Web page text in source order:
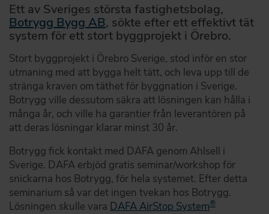
Ett av Sveriges största fastighetsbolag,
Botrygg Bygg AB, sökte efter ett effektivt tät
system för ett stort byggprojekt i Örebro.
Stort byggprojekt i Örebro Sverige, stod inför en stor
utmaning med att bygga helt tätt, och leva upp till de
stränga kraven om täthet för byggnation i Sverige.
Botrygg ville dessutom säkra att lösningen kan hålla i
många år, och ville ha garantier från leverantören på
att deras lösningar klarar minst 30 år.
Botrygg fick kontakt med DAFA genom Ahlsell i
Sverige. DAFA erbjöd gratis seminar/workshop för
snickarna hos Botrygg, för hela systemet. Efter detta
seminarium så var det ingen tvekan hos Botrygg.
Lösningen skulle vara DAFA AirStop System®
DAFA GROUP